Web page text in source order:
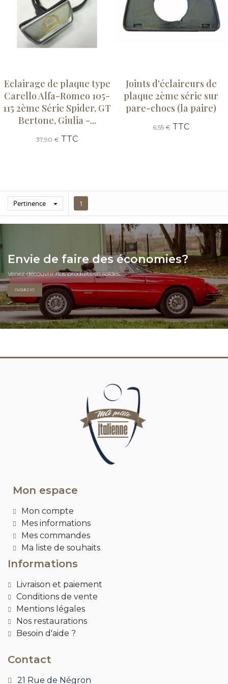
Eclairage de plaque type
Carello Alfa-Romeo 105-
115 2ème Série Spider, GT
Bertone, Giulia -...
37,90 € TTC
Joints d'éclaireurs de
plaque 2ème série sur
pare-chocs (la paire)
6,55 € TTC
Pertinence  1
Envie de faire des économies?
Venez découvrir nos produits en soldes.
CLIQUEZ ICI
Mon espace
Mon compte
Mes informations
Mes commandes
Ma liste de souhaits
Informations
Livraison et paiement
Conditions de vente
Mentions légales
Nos restaurations
Besoin d'aide ?
Contact
21 Rue de Négron